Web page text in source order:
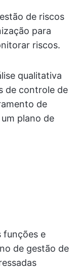
de riscos
para
riscos.
qualitativa
de controle de
de
plano de
funções e
de gestão de